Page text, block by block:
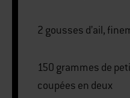
2 gousses d’ail,
150 grammes de petites tomates cerises
coupées en deux